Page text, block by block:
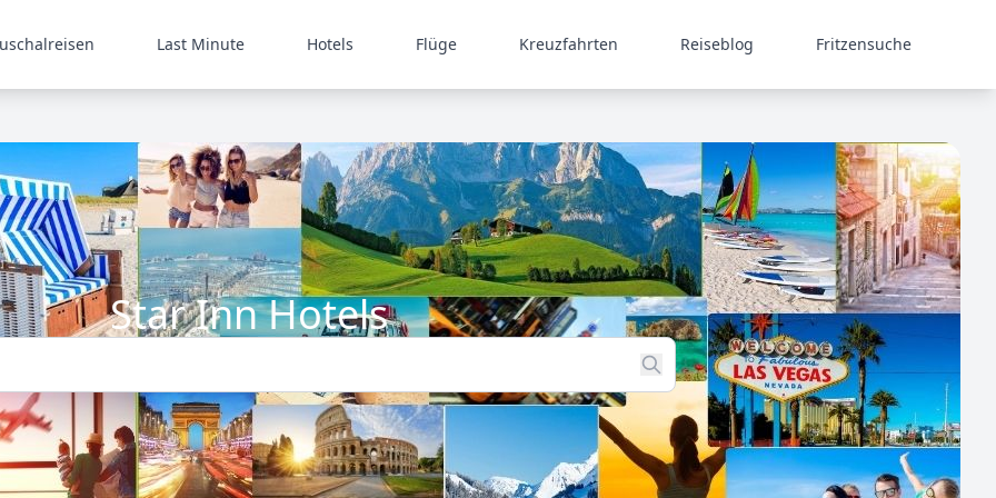
Last Minute Hotels Flüge Kreuzfahrten Reiseblog Fritzensuche
Star Inn Hotels